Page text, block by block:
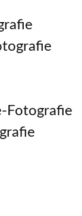
Fotografie